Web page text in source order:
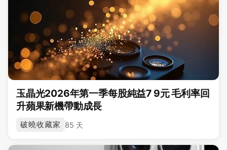
玉晶光2026年第一季每股純益7 9元 毛利率回
升蘋果新機帶動成長
破曉收藏家 85 天